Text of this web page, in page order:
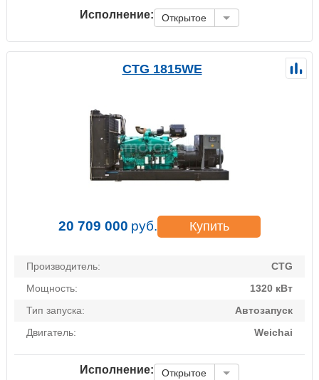
Исполнение: Открытое
CTG 1815WE
20 709 000 руб. Купить
Производитель:
CTG
Мощность:
1320 кВт
Тип запуска:
Автозапуск
Двигатель:
Weichai
Исполнение: Открытое